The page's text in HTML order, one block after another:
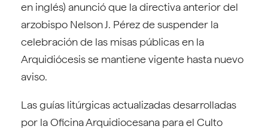
en inglés) anunció que la directiva anterior del
arzobispo Nelson J. Pérez de suspender la
celebración de las misas públicas en la
Arquidiócesis se mantiene vigente hasta nuevo
aviso.
Las guías litúrgicas actualizadas desarrolladas
por la Oficina Arquidiocesana para el Culto